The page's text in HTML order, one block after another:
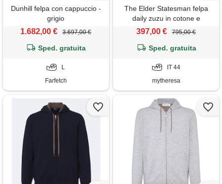
Dunhill felpa con cappuccio -
grigio
1.682,00 € 3.697,00 €
Sped. gratuita
L
Farfetch
The Elder Statesman felpa
daily zuzu in cotone e
cashmere con cappuccio
397,00 € 795,00 €
Sped. gratuita
IT 44
mytheresa